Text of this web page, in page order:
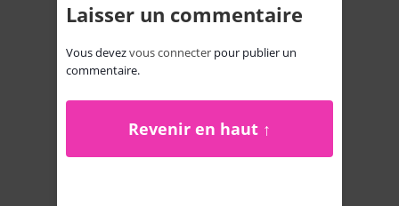
Laisser un commentaire
Vous devezvous connecter pour publier un
commentaire.
Revenir en haut ↑